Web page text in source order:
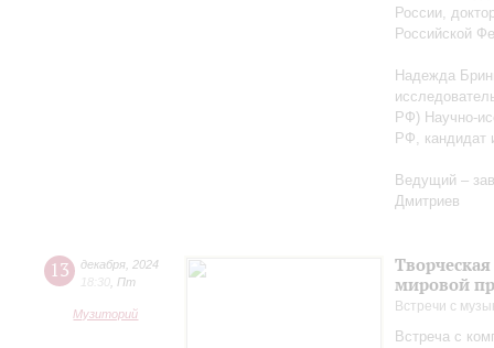
России,
Российской
Надежда
РФ) Научно-
РФ, кандидат
Ведущий –
Дмитриев
13 декабря 2024
18:30 Пт
Музиторий
мировой
Встречи с
Встреча с